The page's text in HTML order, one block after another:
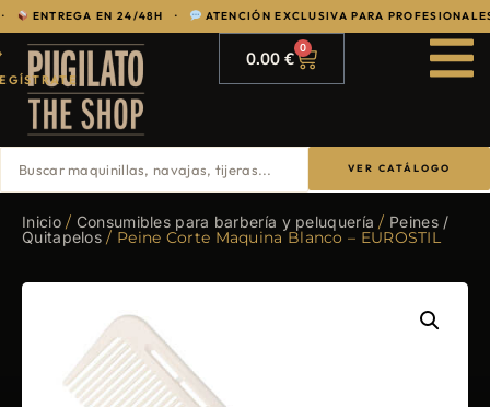
ENTREGA EN 24/48H · ATENCIÓN EXCLUSIVA PARA
0.00€
0
VER CATÁLOGO
Inicio/ Consumibles para barbería y peluquería / Peines /
Quitapelos / Peine Corte Maquina Blanco – EUROSTIL